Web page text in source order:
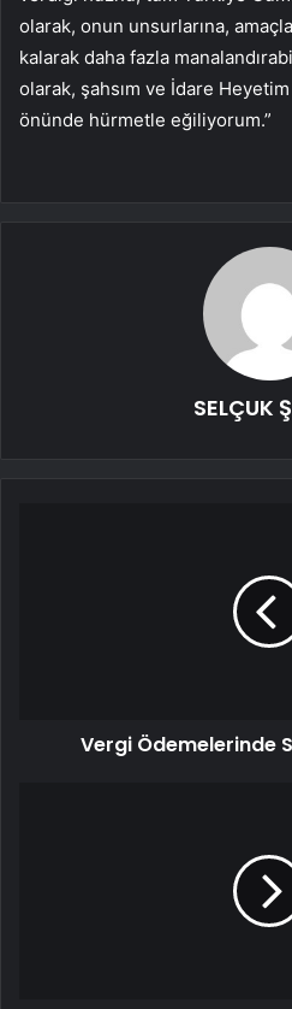
olarak, onun unsurlarına,
kalarak daha fazla
olarak, şahsım ve İdare Heyetim
önünde hürmetle eğiliyorum.”
SELÇUK
Vergi Ödemelerinde